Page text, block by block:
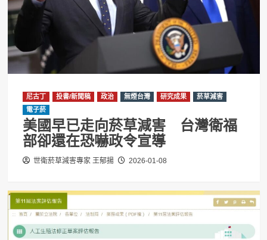
尼古丁 投書/新聞稿 政治 無煙台灣 研究成果
菸草減害
電子菸
美國早已走向菸草減害 台灣衛福
部卻還在恐嚇政令宣導
世衛菸草減害專家 王郁揚 2026-01-08